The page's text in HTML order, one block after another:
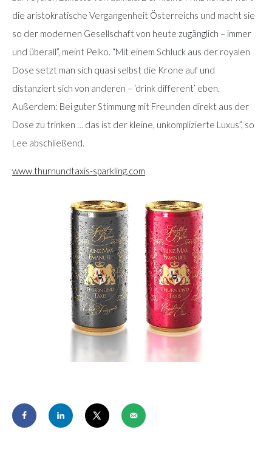
die aristokratische Vergangenheit Österreichs und macht sie
so der modernen Gesellschaft von heute zugänglich – immer
und überall”, meint Pelko. “Mit einem Schluck aus der royalen
Dose setzt man sich quasi selbst die Krone auf und
distanziert sich von anderen – ‘drink different’ eben.
Außerdem: Bei guter Stimmung mit Freunden direkt aus der
Dose zu trinken … das ist der kleine, unkomplizierte Luxus”, so
Lee abschließend.
www.thurnundtaxis-sparkling.com